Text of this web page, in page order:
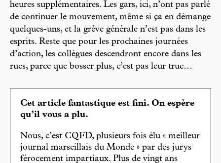
heures supplémentaires. Les gars, ici, n’ont pas parlé
de continuer le mouvement, même si ça en démange
quelques-uns, et la grève générale n’est pas dans les
esprits. Reste que pour les prochaines journées
d’action, les collègues descendront encore dans les
rues, parce que bosser plus, c’est pas leur truc…
Cet article fantastique est fini. On espère
qu’il vous a plu.
Nous, c’est CQFD, plusieurs fois élu « meilleur
journal marseillais du Monde » par des jurys
férocement impartiaux. Plus de vingt ans